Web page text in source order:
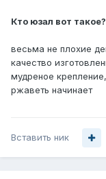
Кто юзал вот такое?
весьма не плохие
качество
мудреное
ржаветь начинает
Вставить ник